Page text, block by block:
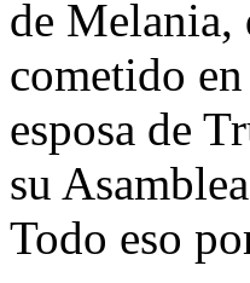
de Melania,
cometido
esposa de
su
Todo eso